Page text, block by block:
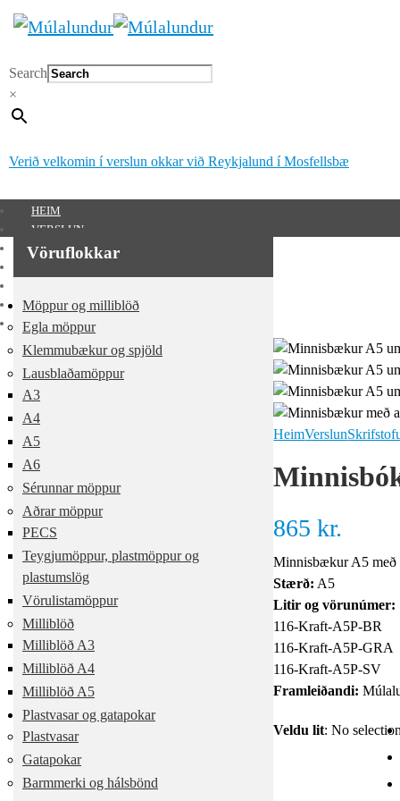
Search
×
Verið velkomin í verslun okkar við Reykjalund í Mosfellsbæ
HEIM
VERSLUN
SÉRUNNAR VÖRUR
HAFA SAMBAND
MITT SVÆÐI
Mitt svæði
0 kr.
HeimVerslun
865kr.
Minnisbækur A5 með
Stærð: A5
Litir og vörunúmer:
116-Kraft-A5P-BR
116-Kraft-A5P-GRA
116-Kraft-A5P-SV
Framleiðandi:
Veldu lit: No
Vöruflokkar
Möppur og milliblöð
Egla möppur
Klemmubækur og spjöld
Lausblaðamöppur
A3
A4
A5
A6
Sérunnar möppur
Aðrar möppur
PECS
Teygjumöppur, plastmöppur og
plastumslög
Vörulistamöppur
Milliblöð
Milliblöð A3
Milliblöð A4
Milliblöð A5
Plastvasar og gatapokar
Plastvasar
Gatapokar
Barmmerki og hálsbönd